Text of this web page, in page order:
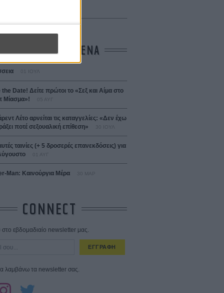
ΠΙΟ ΔΙΑΒΑΣΜΕΝΑ
the Date! Δείτε πρώτοι το «Σεξ και Αίμα στο
Μίασμα»!
Λέτο αρνείται τις καταγγελίες: «Δεν έχω
ποτέ σεξουαλική επίθεση»
ταινίες (+ 5 δροσερές επανεκδόσεις) για
Man: Καινούργια Μέρα 30 ΜΑΡ
CONNECT
εβδομαδιαίο newsletter μας.
ΕΓΓΡΑΦΗ
λαμβάνω τα newsletter σας.